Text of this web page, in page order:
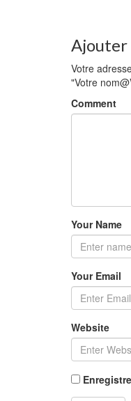
Ajouter
Votre
"Votre
Comment
Your Name
Your Email
Website